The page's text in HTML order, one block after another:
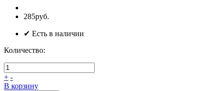
285руб.
✔ Есть в наличии
Количество:
+ -
В корзину